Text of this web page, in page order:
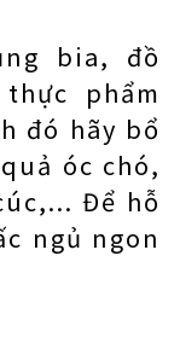
bia, đồ
phẩm
đó hãy bổ
óc chó,
Để hỗ
ngủ ngon